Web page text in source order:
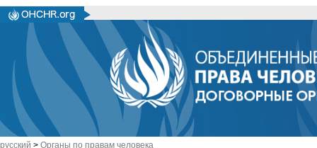
русский > Органы по правам человека